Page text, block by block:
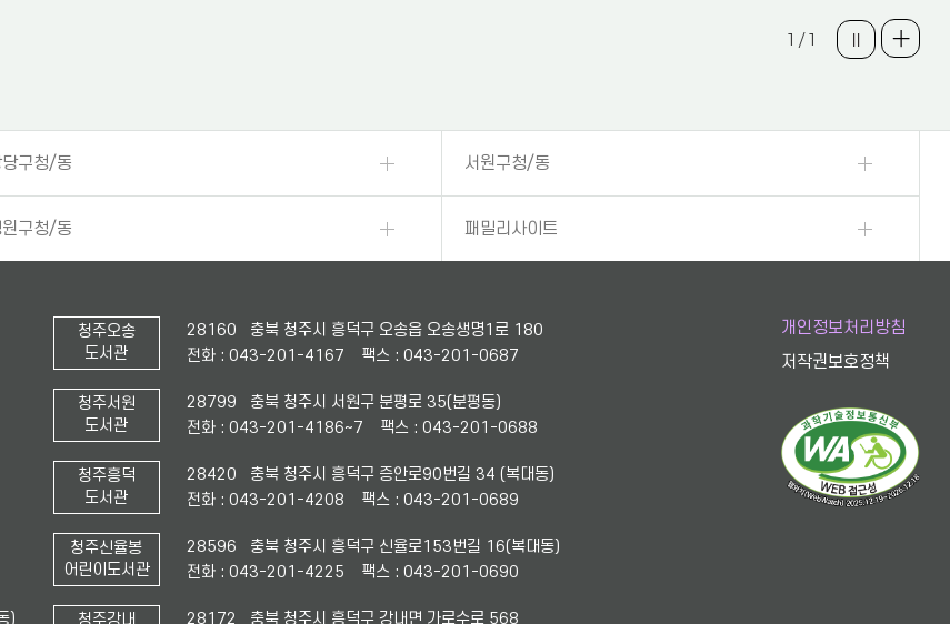
1 / 1
당구청/동 서원구청/동
원구청/동 패밀리사이트
)
청주오송
도서관
28160 충북 청주시 흥덕구 오송읍 오송생명1로 180
전화 : 043-201-4167
팩스 : 043-201-0687
청주서원
도서관
28799 충북 청주시 서원구 분평로 35(분평동)
전화 : 043-201-4186~7
팩스 : 043-201-0688
청주흥덕
도서관
28420 충북 청주시 흥덕구 증안로90번길 34 (복대동)
전화 : 043-201-4208
팩스 : 043-201-0689
청주신율봉
어린이도서관
28596 충북 청주시 흥덕구 신율로153번길 16(복대동)
전화 : 043-201-4225
팩스 : 043-201-0690
청주강내 28172 충북 청주시 흥덕구 강내면 가로수로 568
개인정보처리방침
저작권보호정책